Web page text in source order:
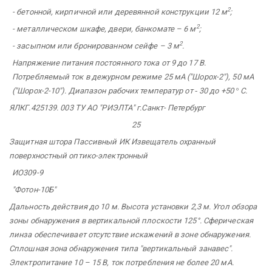
- бетонной, кирпичной или деревянной конструкции 12 м2;
- металлическом шкафе, двери, банкомате – 6 м2;
- засыпном или бронированном сейфе – 3 м2.
Напряжение питания постоянного тока от 9 до 17 В.
Потребляемый ток в дежурном режиме 25 мА ("Шорох-2"), 50 мА
("Шорох-2-10"). Диапазон рабочих температур от-30 до +50 ° С.
ЯЛКГ.425139. 003 ТУ АО"РИЭЛТА" г.Санкт-Петербург
25
Защитная штора Пассивный ИК Извещательохранный
поверхностный оптико-электронный
ИО309-9
"Фотон-10Б"
Дальность действия до 10 м. Высота установки 2,3 м. Угол обзора
зоны обнаружения в вертикальной плоскости 125°. Сферическая
линза обеспечивает отсутствие искажений в зоне обнаружения.
Сплошная зона обнаружения типа "вертикальный занавес".
Электропитание 10 – 15 В, ток потребления не более 20 мА.